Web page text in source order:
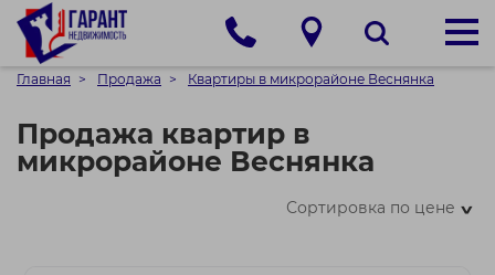
Главная Продажа Квартиры в микрорайоне Веснянка
Продажа квартир в
микрорайоне Веснянка
Сортировка по цене>